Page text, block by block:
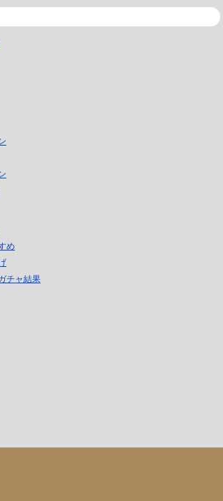
め
チャ結果